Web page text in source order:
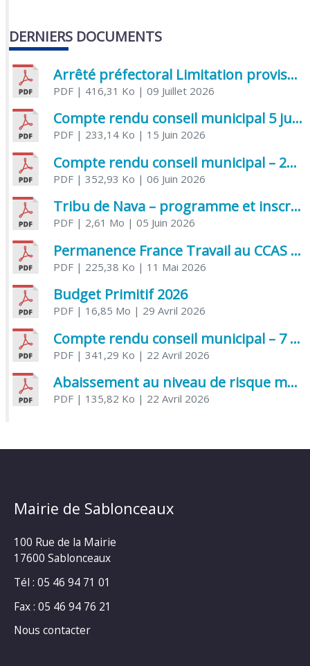
DERNIERS DOCUMENTS
Arrêté préfectoral Limitation provisoire des usages de l’eau
PDF| 416,31 Ko | 09 Juillet 2026
Compte rendu conseil municipal 5 juin 2026 sénatoriale
PDF| 233,14 Ko | 15 Juin 2026
Compte rendu conseil municipal – 21 avril 2026
PDF| 352,93 Ko | 06 Juin 2026
Tribu de Nava – programme et inscriptions été 2026
PDF| 2,61 Mo | 05 Juin 2026
Permanence France Travail au CCAS de Saujon Juin 2026
PDF| 225,38 Ko | 11 Mai 2026
Budget Primitif 2026
PDF| 16,85 Mo | 29 Avril 2026
Compte rendu conseil municipal – 7 avril 2026
PDF| 341,29 Ko | 22 Avril 2026
Abaissement au niveau de risque modéré de l’Influenza aviaire
PDF| 135,82 Ko | 22 Avril 2026
Mairie de Sablonceaux
100 Rue de la Mairie
17600 Sablonceaux
Tél : 05 46 94 71 01
Fax : 05 46 94 76 21
Nous contacter